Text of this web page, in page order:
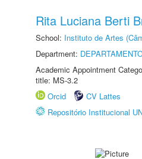
Rita Luciana Berti
School: Instituto de Artes
Department:
Academic Appointment
title: MS-3.2
Orcid
CV Lattes
Repositório Institucional